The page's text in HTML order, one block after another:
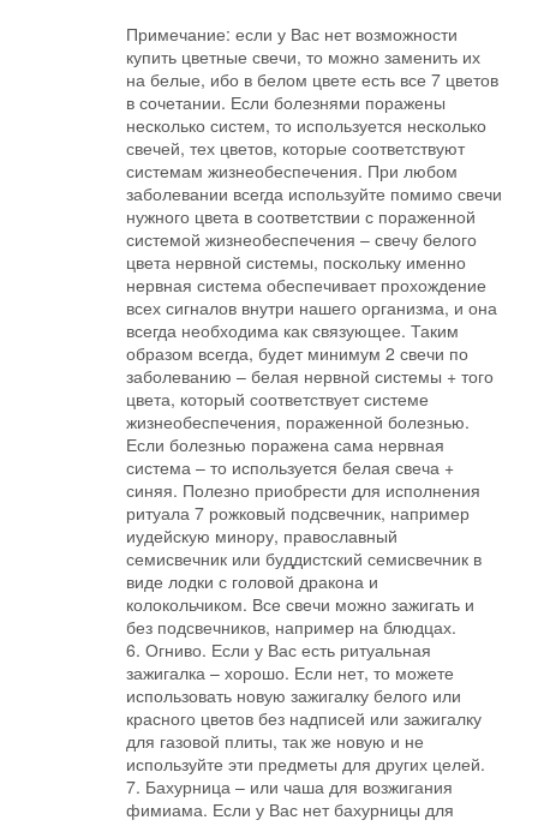
Примечание: если у Вас нет возможности
купить цветные свечи, то можно заменить их
на белые, ибо в белом цвете есть все 7 цветов
в сочетании. Если болезнями поражены
несколько систем, то используется несколько
свечей, тех цветов, которые соответствуют
системам жизнеобеспечения. При любом
заболевании всегда используйте помимо свечи
нужного цвета в соответствии с пораженной
системой жизнеобеспечения – свечу белого
цвета нервной системы, поскольку именно
нервная система обеспечивает прохождение
всех сигналов внутри нашего организма, и она
всегда необходима как связующее. Таким
образом всегда, будет минимум 2 свечи по
заболеванию – белая нервной системы + того
цвета, который соответствует системе
жизнеобеспечения, пораженной болезнью.
Если болезнью поражена сама нервная
система – то используется белая свеча +
синяя. Полезно приобрести для исполнения
ритуала 7 рожковый подсвечник, например
иудейскую минору, православный
семисвечник или буддистский семисвечник в
виде лодки с головой дракона и
колокольчиком. Все свечи можно зажигать и
без подсвечников, например на блюдцах.
6. Огниво. Если у Вас есть ритуальная
зажигалка – хорошо. Если нет, то можете
использовать новую зажигалку белого или
красного цветов без надписей или зажигалку
для газовой плиты, так же новую и не
используйте эти предметы для других целей.
7. Бахурница – или чаша для возжигания
фимиама. Если у Вас нет бахурницы для